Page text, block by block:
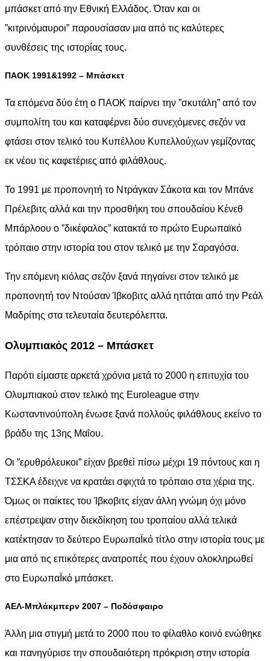
μπάσκετ από την Εθνική Ελλάδος. Όταν και οι
”κιτρινόμαυροι” παρουσίασαν μια από τις καλύτερες
συνθέσεις της ιστορίας τους.
ΠΑΟΚ 1991&1992 – Μπάσκετ
Τα επόμενα δύο έτη ο ΠΑΟΚ παίρνει την ”σκυτάλη” από τον
συμπολίτη του και καταφέρνει δύο συνεχόμενες σεζόν να
φτάσει στον τελικό του Κυπέλλου Κυπελλούχων γεμίζοντας
εκ νέου τις καφετέριες από φιλάθλους.
Το 1991 με προπονητή το Ντράγκαν Σάκοτα και τον Μπάνε
Πρέλεβιτς αλλά και την προσθήκη του σπουδαίου Κένεθ
Μπάρλοου ο ”δικέφαλος” κατακτά το πρώτο Ευρωπαϊκό
τρόπαιο στην ιστορία του στον τελικό με την Σαραγόσα.
Την επόμενη κιόλας σεζόν ξανά πηγαίνει στον τελικό με
προπονητή τον Ντούσαν Ίβκοβιτς αλλά ηττάται από την Ρεάλ
Μαδρίτης στα τελευταία δευτερόλεπτα.
Ολυμπιακός 2012 – Μπάσκετ
Παρότι είμαστε αρκετά χρόνια μετά το 2000 η επιτυχία του
Ολυμπιακού στον τελικό της Euroleague στην
Κωσταντινούπολη ένωσε ξανά πολλούς φιλάθλους εκείνο το
βράδυ της 13ης Μαΐου.
Οι ”ερυθρόλευκοι” είχαν βρεθεί πίσω μέχρι 19 πόντους και η
ΤΣΣΚΑ έδειχνε να κρατάει σφιχτά το τρόπαιο στα χέρια της.
Όμως οι παίκτες του Ίβκοβιτς είχαν άλλη γνώμη όχι μόνο
επέστρεψαν στην διεκδίκηση του τροπαίου αλλά τελικά
κατέκτησαν το δεύτερο ΕυρωπαΪκό τίτλο στην ιστορία τους με
μια από τις επικότερες ανατροπές που έχουν ολοκληρωθεί
στο ΕυρωπαΪκό μπάσκετ.
ΑΕΛ-Μπλάκμπερν 2007 – Ποδόσφαιρο
Άλλη μια στιγμή μετά το 2000 που το φίλαθλο κοινό ενώθηκε
και πανηγύρισε την σπουδαιότερη πρόκριση στην ιστορία